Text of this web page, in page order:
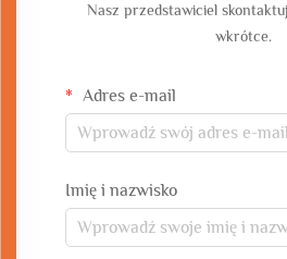
Nasz przedstawiciel
wkrótce.
Adres e-mail
Imię i nazwisko